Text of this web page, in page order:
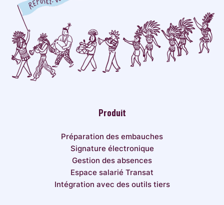
Produit
Préparation des embauches
Signature électronique
Gestion des absences
Espace salarié Transat
Intégration avec des outils tiers